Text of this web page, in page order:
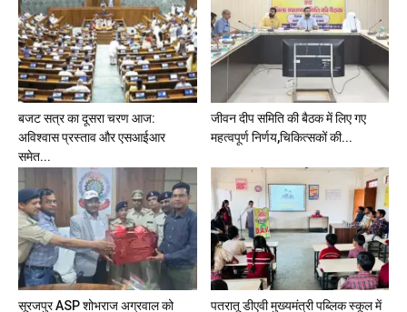
बजट सत्र का दूसरा चरण आज:
अविश्वास प्रस्ताव और एसआईआर
समेत...
जीवन दीप समिति की बैठक में लिए गए
महत्वपूर्ण निर्णय,चिकित्सकों की...
सूरजपुर ASP शोभराज अग्रवाल को
पतरातू डीएवी मुख्यमंत्री पब्लिक स्कूल में